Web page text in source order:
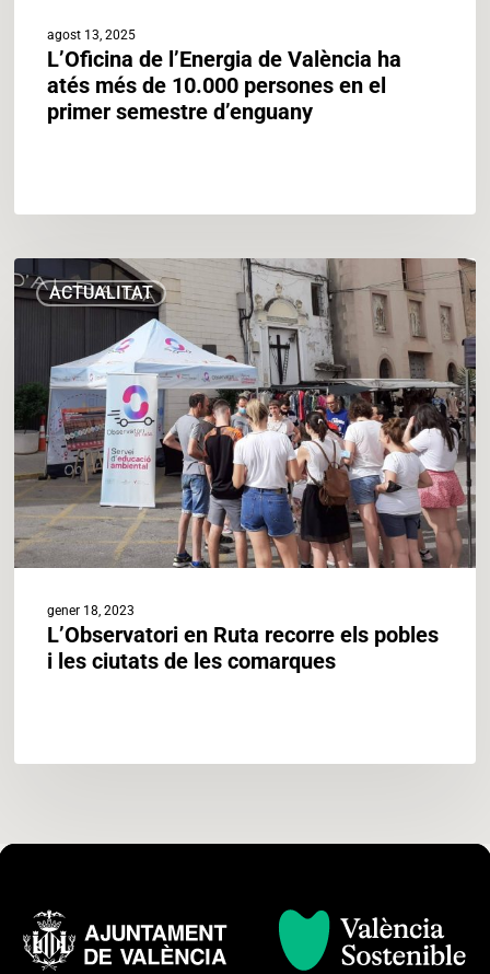
semestre
d’enguany
agost 13, 2025
L’Oficina de l’Energia de València ha
atés més de 10.000 persones en el
primer semestre d’enguany
ACTUALITAT
L’Observatori
en
pobles
i
ciutats
de
les
comarques
gener 18, 2023
L’Observatori en Ruta recorre els pobles
i les ciutats de les comarques